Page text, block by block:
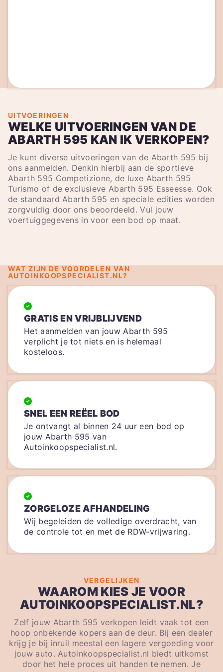
UITVOERINGEN
WELKE UITVOERINGEN VAN DE
ABARTH 595 KAN IK VERKOPEN?
Je kunt diverse uitvoeringen van de Abarth 595 bij
ons aanmelden. Denkin hierbij aan de sportieve
Abarth 595 Competizione, de luxe Abarth 595
Turismo of de exclusieve Abarth 595 Esseesse. Ook
de standaard Abarth 595 en speciale edities worden
zorgvuldig door ons beoordeeld. Vul jouw
voertuiggegevens in voor een bod op maat.
WAT ZIJN DE VOORDELEN VAN
AUTOINKOOPSPECIALIST.NL?
GRATIS EN VRIJBLIJVEND
Het aanmelden van jouw Abarth 595
verplicht je tot niets en is helemaal
kosteloos.
SNEL EEN REËEL BOD
Je ontvangt al binnen 24 uur een bod op
jouw Abarth 595 van
Autoinkoopspecialist.nl.
ZORGELOZE AFHANDELING
Wij begeleiden de volledige overdracht, van
de controle tot en met de RDW-vrijwaring.
VERGELIJKEN
WAAROM KIES JE VOOR
AUTOINKOOPSPECIALIST.NL?
Zelf jouw Abarth 595 verkopen leidt vaak tot een
hoop onbekende kopers aan de deur. Bij een dealer
krijg je bij inruil meestal een lagere vergoeding voor
jouw auto. Autoinkoopspecialist.nl biedt uitkomst
door het hele proces uit handen te nemen. Je